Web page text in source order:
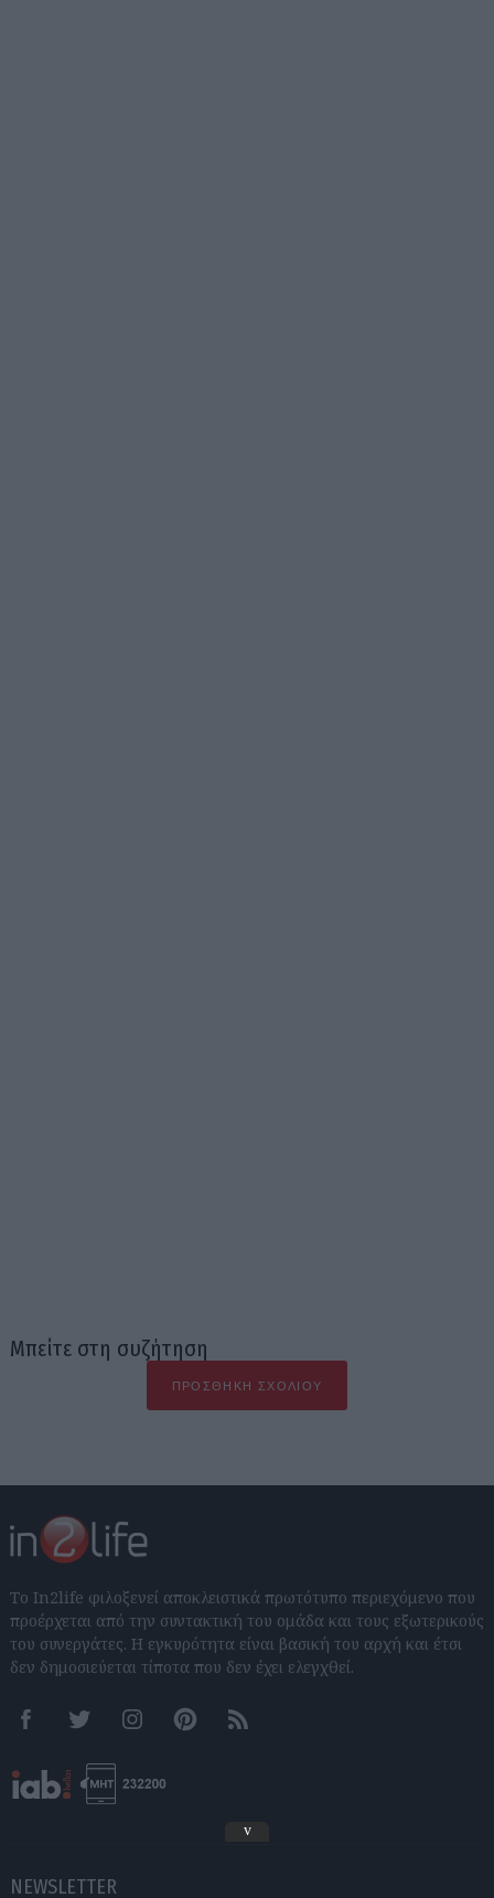
Μπείτε στη συζήτηση
ΠΡΟΣΘΉΚΗ ΣΧΟΛΊΟΥ
Το In2life φιλοξενεί αποκλειστικά πρωτότυπο περιεχόμενο που
προέρχεται από την συντακτική του ομάδα και τους εξωτερικούς
του συνεργάτες. Η εγκυρότητα είναι βασική του αρχή και έτσι
δεν δημοσιεύεται τίποτα που δεν έχει ελεγχθεί.
FacebookTwitter InstagramPinterestRSS feeds
NEWSLETTER
v